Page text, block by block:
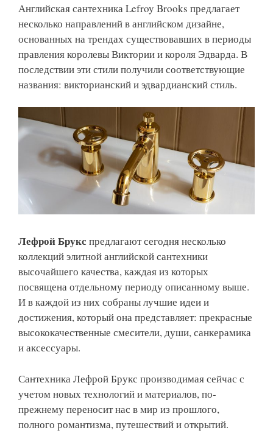
Английская сантехника Lefroy Brooks предлагает
несколько направлений в английском дизайне,
основанных на трендах существовавших в периоды
правления королевы Виктории и короля Эдварда. В
последствии эти стили получили соответствующие
названия: викторианский и эдвардианский стиль.
Лефрой Брукс предлагают сегодня несколько
коллекций элитной английской сантехники
высочайшего качества, каждая из которых
посвящена отдельному периоду описанному выше.
И в каждой из них собраны лучшие идеи и
достижения, который она представляет: прекрасные
высококачественные смесители, души, санкерамика
и аксессуары.
Сантехника Лефрой Брукс производимая сейчас с
учетом новых технологий и материалов, по-
прежнему переносит нас в мир из прошлого,
полного романтизма, путешествий и открытий.